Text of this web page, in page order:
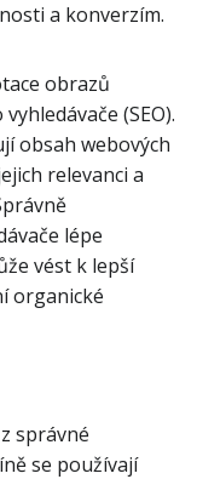
a konverzím.
obrazů
(SEO).
obsah webových
relevanci a
lépe
vést k lepší
organické
správné
se používají